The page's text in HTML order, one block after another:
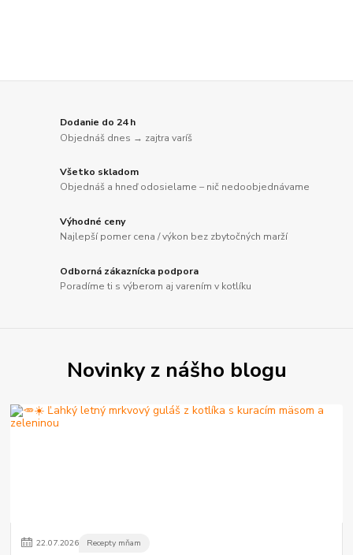
Dodanie do 24 h
Objednáš dnes → zajtra varíš
Všetko skladom
Objednáš a hneď odosielame – nič nedoobjednávame
Výhodné ceny
Najlepší pomer cena / výkon bez zbytočných marží
Odborná zákaznícka podpora
Poradíme ti s výberom aj varením v kotlíku
Novinky z nášho blogu
22.07.2026 Recepty mňam